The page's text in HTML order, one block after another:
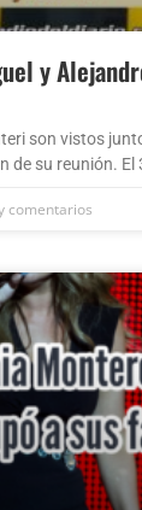
y
son vistos
de su reunión. El
comentarios